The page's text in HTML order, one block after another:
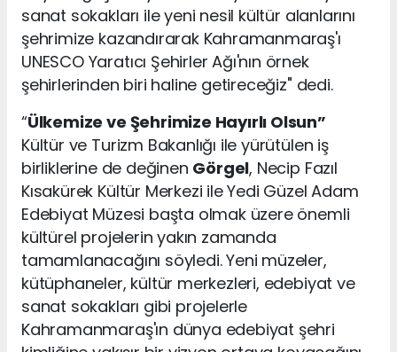
sanat sokakları ile yeni nesil kültür alanlarını
şehrimize kazandırarak Kahramanmaraş'ı
UNESCO Yaratıcı Şehirler Ağı'nın örnek
şehirlerinden biri haline getireceğiz" dedi.
“Ülkemize ve Şehrimize Hayırlı Olsun”
Kültür ve Turizm Bakanlığı ile yürütülen iş
birliklerine de değinen Görgel, Necip Fazıl
Kısakürek Kültür Merkezi ile Yedi Güzel Adam
Edebiyat Müzesi başta olmak üzere önemli
kültürel projelerin yakın zamanda
tamamlanacağını söyledi. Yeni müzeler,
kütüphaneler, kültür merkezleri, edebiyat ve
sanat sokakları gibi projelerle
Kahramanmaraş'ın dünya edebiyat şehri